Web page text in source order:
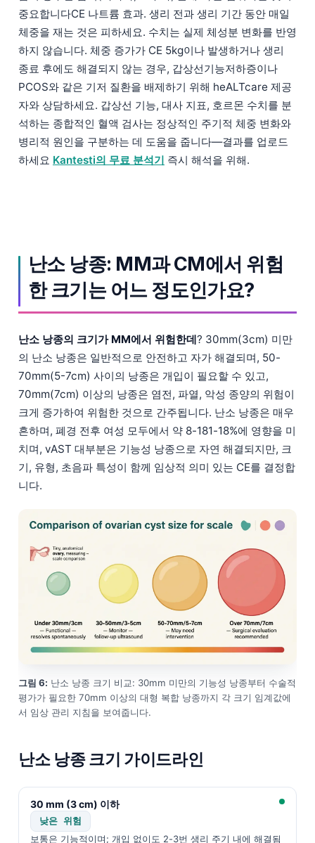
중요합니다CE 나트륨 효과. 생리 전과 생리 기간 동안 매일
체중을 재는 것은 피하세요. 수치는 실제 체성분 변화를 반영
하지 않습니다. 체중 증가가 CE 5kg이나 발생하거나 생리
종료 후에도 해결되지 않는 경우, 갑상선기능저하증이나
PCOS와 같은 기저 질환을 배제하기 위해 heALTcare 제공
자와 상담하세요. 갑상선 기능, 대사 지표, 호르몬 수치를 분
석하는 종합적인 혈액 검사는 정상적인 주기적 체중 변화와
병리적 원인을 구분하는 데 도움을 줍니다—결과를 업로드
하세요 Kantesti의 무료 분석기 즉시 해석을 위해.
난소 낭종: MM과 CM에서 위험
한 크기는 어느 정도인가요?
난소 낭종의 크기가 MM에서 위험한데? 30mm(3cm) 미만
의 난소 낭종은 일반적으로 안전하고 자가 해결되며, 50-
70mm(5-7cm) 사이의 낭종은 개입이 필요할 수 있고,
70mm(7cm) 이상의 낭종은 염전, 파열, 악성 종양의 위험이
크게 증가하여 위험한 것으로 간주됩니다. 난소 낭종은 매우
흔하며, 폐경 전후 여성 모두에서 약 8-181-18%에 영향을 미
치며, vAST 대부분은 기능성 낭종으로 자연 해결되지만, 크
기, 유형, 초음파 특성이 함께 임상적 의미 있는 CE를 결정합
니다.
그림 6: 난소 낭종 크기 비교: 30mm 미만의 기능성 낭종부터 수술적
평가가 필요한 70mm 이상의 대형 복합 낭종까지 각 크기 임계값에
서 임상 관리 지침을 보여줍니다.
난소 낭종 크기 가이드라인
30 mm (3 cm) 이하
낮은 위험
보통은 기능적이며; 개입 없이도 2-3번 생리 주기 내에 해결됨
ພາສາລາວ
Basa Jawa
ئۇيغۇرچە
Татар теле
Беларуская мова
Frysk
Ślōnskŏ gŏdka
Norsk bokmål